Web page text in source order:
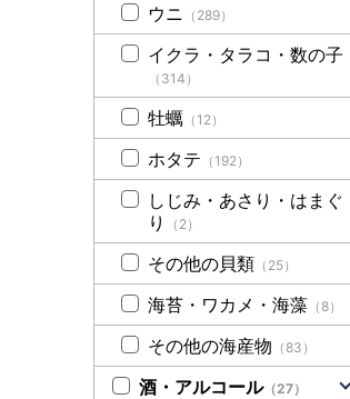
ウニ （289）
イクラ・タラコ・数の子
（314）
牡蠣 （12）
ホタテ （192）
しじみ・あさり・はまぐ
り
（2）
その他の貝類 （25）
海苔・ワカメ・海藻 （8）
その他の海産物 （83）
酒・アルコール（27）